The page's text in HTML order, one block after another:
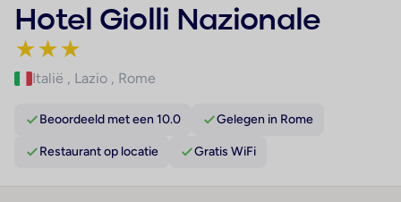
Hotel Giolli Nazionale
★★★
Italië , Lazio , Rome
Beoordeeld met een 10.0 Gelegen in Rome
Restaurant op locatie Gratis WiFi